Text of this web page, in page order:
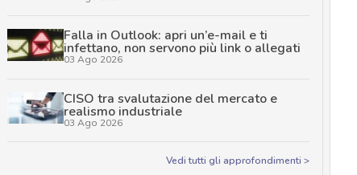
Falla in Outlook: apri un’e-mail e ti
infettano, non servono più link o allegati
03 Ago 2026
CISO tra svalutazione del mercato e
realismo industriale
03 Ago 2026
Vedi tutti gli approfondimenti >